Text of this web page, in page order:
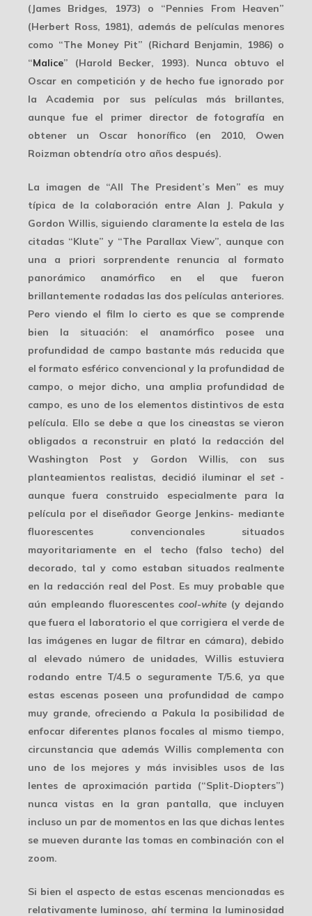
(James Bridges, 1973) o “Pennies From Heaven”
(Herbert Ross, 1981), además de películas menores
como “The Money Pit” (Richard Benjamin, 1986) o
“Malice” (Harold Becker, 1993). Nunca obtuvo el
Oscar en competición y de hecho fue ignorado por
la Academia por sus películas más brillantes,
aunque fue el primer director de fotografía en
obtener un Oscar honorífico (en 2010, Owen
Roizman obtendría otro años después).
La imagen de “All The President’s Men” es muy
típica de la colaboración entre Alan J. Pakula y
Gordon Willis, siguiendo claramente la estela de las
citadas “Klute” y “The Parallax View”, aunque con
una a priori sorprendente renuncia al formato
panorámico anamórfico en el que fueron
brillantemente rodadas las dos películas anteriores.
Pero viendo el film lo cierto es que se comprende
bien la situación: el anamórfico posee una
profundidad de campo bastante más reducida que
el formato esférico convencional y la profundidad de
campo, o mejor dicho, una amplia profundidad de
campo, es uno de los elementos distintivos de esta
película. Ello se debe a que los cineastas se vieron
obligados a reconstruir en plató la redacción del
Washington Post y Gordon Willis, con sus
planteamientos realistas, decidió iluminar elset-
aunque fuera construido especialmente para la
película por el diseñador George Jenkins- mediante
fluorescentes convencionales situados
mayoritariamente en el techo (falso techo) del
decorado, tal y como estaban situados realmente
en la redacción real del Post. Es muy probable que
aún empleando fluorescentes cool-white (y dejando
que fuera el laboratorio el que corrigiera el verde de
las imágenes en lugar de filtrar en cámara), debido
al elevado número de unidades, Willis estuviera
rodando entre T/4.5 o seguramente T/5.6, ya que
estas escenas poseen una profundidad de campo
muy grande, ofreciendo a Pakula la posibilidad de
enfocar diferentes planos focales al mismo tiempo,
circunstancia que además Willis complementa con
uno de los mejores y más invisibles usos de las
lentes de aproximación partida (“Split-Diopters”)
nunca vistas en la gran pantalla, que incluyen
incluso un par de momentos en las que dichas lentes
se mueven durante las tomas en combinación con el
zoom.
Si bien el aspecto de estas escenas mencionadas es
relativamente luminoso, ahí termina la luminosidad